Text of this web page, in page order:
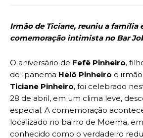
Irmão de Ticiane, reuniu a família
comemoração intimista no Bar
O aniversário de Fefê Pinheiro,
de Ipanema Helô Pinheiro e
Ticiane Pinheiro, foi celebrado
28 de abril, em um clima leve,
especial. A comemoração
localizado no bairro de Moema,
conhecido como o verdadeiro